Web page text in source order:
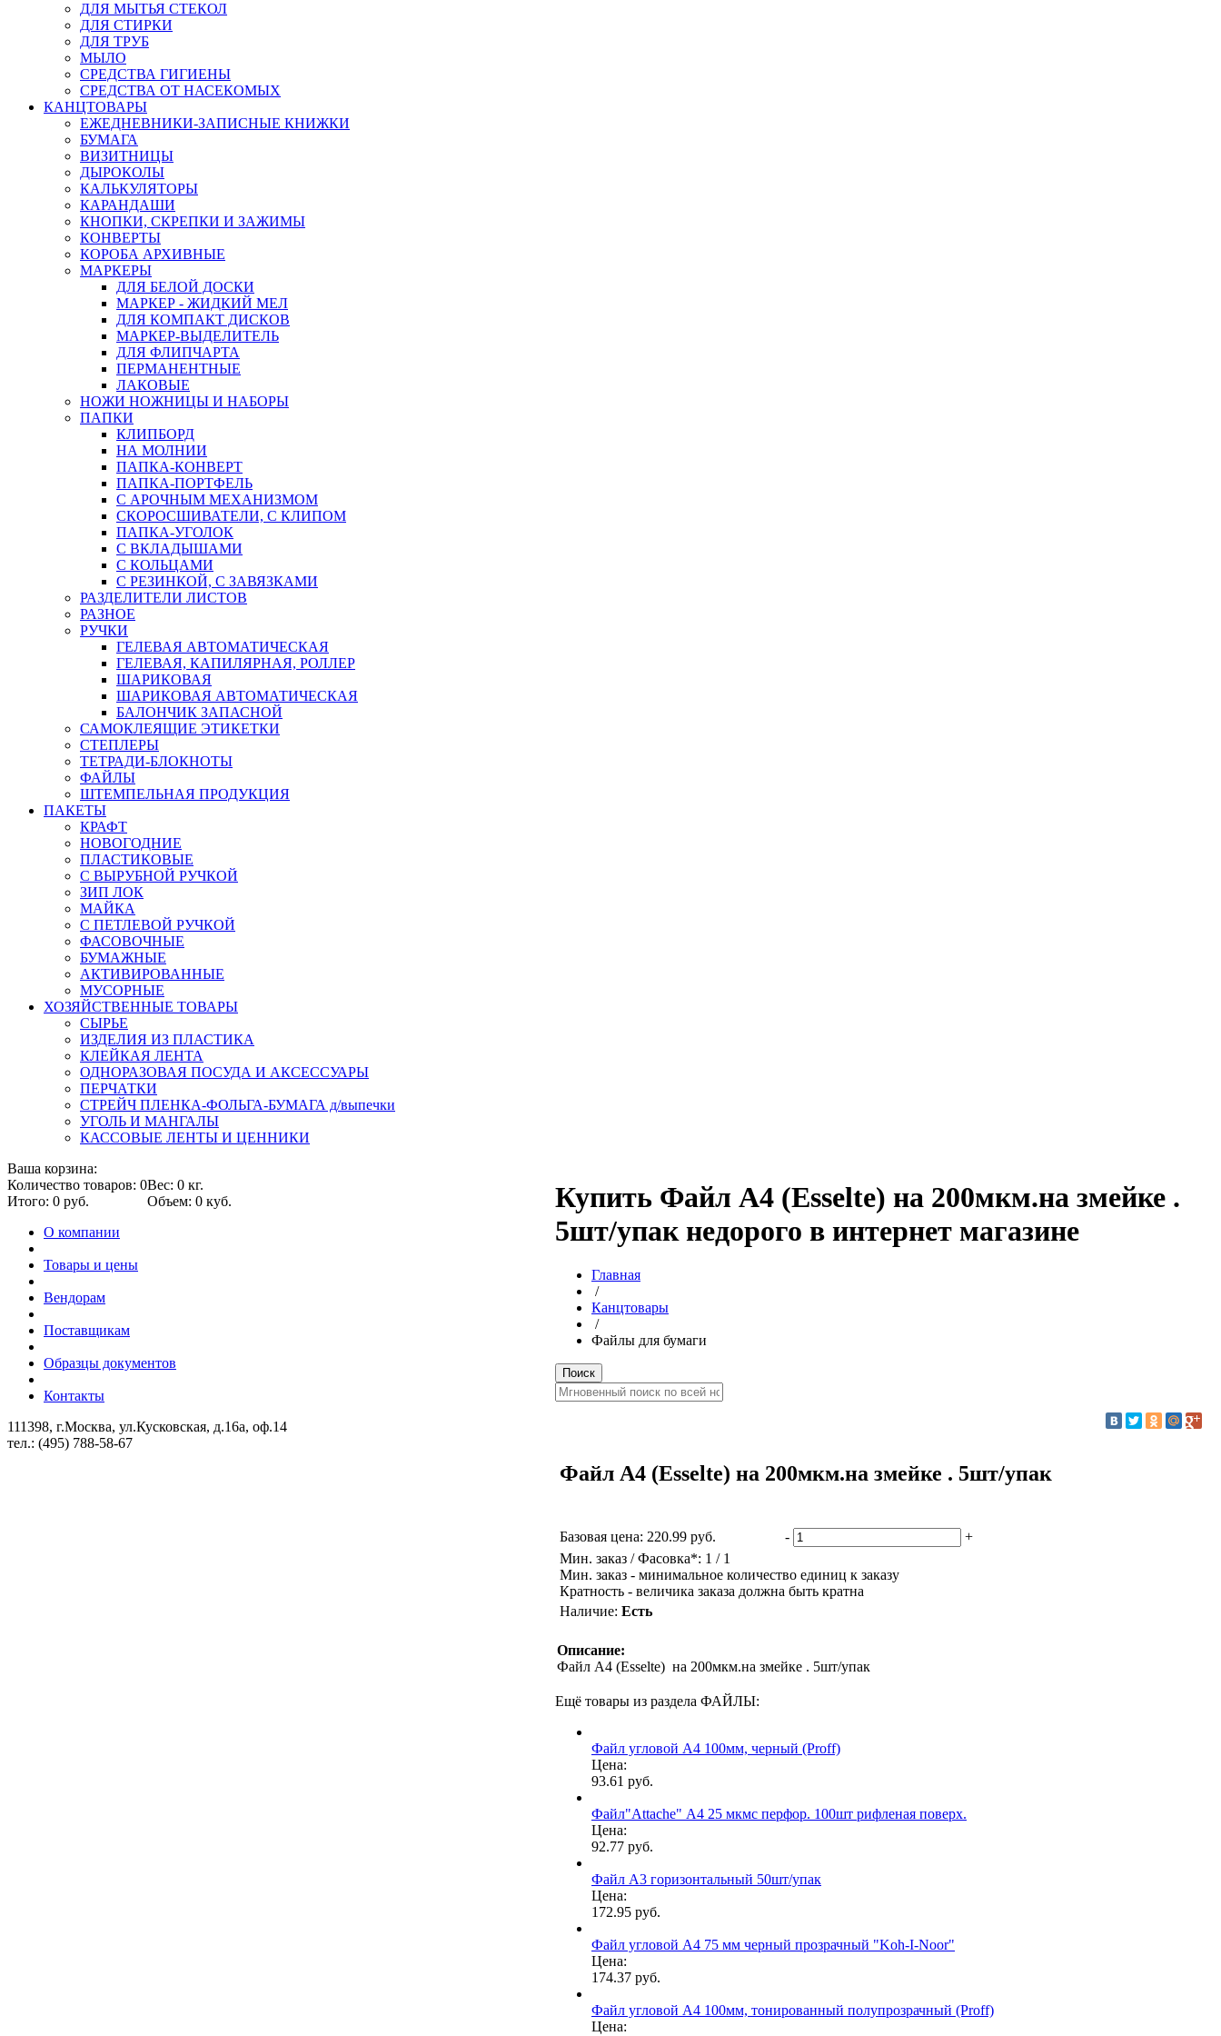
ДЛЯ МЫТЬЯ СТЕКОЛ
ДЛЯ СТИРКИ
ДЛЯ ТРУБ
МЫЛО
СРЕДСТВА ГИГИЕНЫ
СРЕДСТВА ОТ НАСЕКОМЫХ
КАНЦТОВАРЫ
ЕЖЕДНЕВНИКИ-ЗАПИСНЫЕ КНИЖКИ
БУМАГА
ВИЗИТНИЦЫ
ДЫРОКОЛЫ
КАЛЬКУЛЯТОРЫ
КАРАНДАШИ
КНОПКИ, СКРЕПКИ И ЗАЖИМЫ
КОНВЕРТЫ
КОРОБА АРХИВНЫЕ
МАРКЕРЫ
ДЛЯ БЕЛОЙ ДОСКИ
МАРКЕР - ЖИДКИЙ МЕЛ
ДЛЯ КОМПАКТ ДИСКОВ
МАРКЕР-ВЫДЕЛИТЕЛЬ
ДЛЯ ФЛИПЧАРТА
ПЕРМАНЕНТНЫЕ
ЛАКОВЫЕ
НОЖИ НОЖНИЦЫ И НАБОРЫ
ПАПКИ
КЛИПБОРД
НА МОЛНИИ
ПАПКА-КОНВЕРТ
ПАПКА-ПОРТФЕЛЬ
С АРОЧНЫМ МЕХАНИЗМОМ
СКОРОСШИВАТЕЛИ, С КЛИПОМ
ПАПКА-УГОЛОК
С ВКЛАДЫШАМИ
С КОЛЬЦАМИ
С РЕЗИНКОЙ, С ЗАВЯЗКАМИ
РАЗДЕЛИТЕЛИ ЛИСТОВ
РАЗНОЕ
РУЧКИ
ГЕЛЕВАЯ АВТОМАТИЧЕСКАЯ
ГЕЛЕВАЯ, КАПИЛЯРНАЯ, РОЛЛЕР
ШАРИКОВАЯ
ШАРИКОВАЯ АВТОМАТИЧЕСКАЯ
БАЛОНЧИК ЗАПАСНОЙ
САМОКЛЕЯЩИЕ ЭТИКЕТКИ
СТЕПЛЕРЫ
ТЕТРАДИ-БЛОКНОТЫ
ФАЙЛЫ
ШТЕМПЕЛЬНАЯ ПРОДУКЦИЯ
ПАКЕТЫ
КРАФТ
НОВОГОДНИЕ
ПЛАСТИКОВЫЕ
С ВЫРУБНОЙ РУЧКОЙ
ЗИП ЛОК
МАЙКА
С ПЕТЛЕВОЙ РУЧКОЙ
ФАСОВОЧНЫЕ
БУМАЖНЫЕ
АКТИВИРОВАННЫЕ
МУСОРНЫЕ
ХОЗЯЙСТВЕННЫЕ ТОВАРЫ
СЫРЬЕ
ИЗДЕЛИЯ ИЗ ПЛАСТИКА
КЛЕЙКАЯ ЛЕНТА
ОДНОРАЗОВАЯ ПОСУДА И АКСЕССУАРЫ
ПЕРЧАТКИ
СТРЕЙЧ ПЛЕНКА-ФОЛЬГА-БУМАГА д/выпечки
УГОЛЬ И МАНГАЛЫ
КАССОВЫЕ ЛЕНТЫ И ЦЕННИКИ
Купить Файл А4 (Esselte) на 200мкм.на змейке .
5шт/упак недорого в интернет магазине
Главная
/
Канцтовары
/
Файлы для бумаги
Файл А4 (Esselte) на 200мкм.на змейке . 5шт/упак
Базовая цена: 220.99 руб. -
+
Мин. заказ / Фасовка*: 1 / 1
Мин. заказ - минимальное количество единиц к заказу
Кратность - величика заказа должна быть кратна
Наличие: Есть
Описание:
Файл А4 (Esselte) на 200мкм.на змейке . 5шт/упак
Ещё товары из раздела ФАЙЛЫ:
Файл угловой А4 100мм, черный (Proff)
Цена:
93.61 руб.
Файл"Attache" А4 25 мкмс перфор. 100шт рифленая поверх.
Цена:
92.77 руб.
Файл А3 горизонтальный 50шт/упак
Цена:
172.95 руб.
Файл угловой А4 75 мм черный прозрачный "Koh-I-Noor"
Цена:
174.37 руб.
Файл угловой А4 100мм, тонированный полупрозрачный (Proff)
Цена:
Ваша корзина:
Количество товаров: 0Вес: 0 кг.
Итого: 0 руб.
Объем: 0 куб.
О компании
Товары и цены
Вендорам
Поставщикам
Образцы документов
Контакты
111398, г.Москва, ул.Кусковская, д.16а, оф.14
тел.: (495) 788-58-67